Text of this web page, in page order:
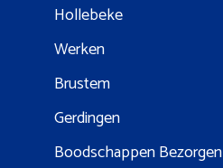
Hollebeke
Werken
Brustem
Gerdingen
Boodschappen Bezorgen